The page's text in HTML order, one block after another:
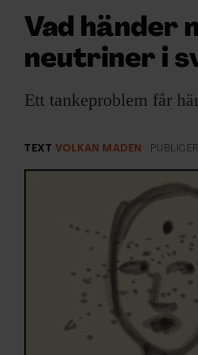
ÄMNEN
ARKIV & E-TIDNING
LYSSNA/PODD
EVENEMANG & RESOR
KONTAKTA F&F
SKRIV I F&F
PRENUMERERA PÅ F&F
Vad händer
neutriner i
Ett tankeproblem får
TEXT VOLKAN MADEN